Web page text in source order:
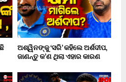
ଅଶ୍ୱିନଙ୍କୁ ‘ସରି’ କହିଲେ ଅର୍ଶଦୀପ,
ଜାଣନ୍ତୁ କ’ଣ ଥିଲା ଏହାର କାରଣ